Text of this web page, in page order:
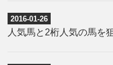
2016-01-26
人気馬と2桁人気の馬を